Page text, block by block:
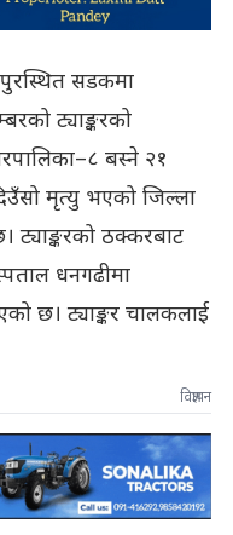
सडकमा
ट्याङ्करको
बस्ने २१
मृत्यु भएको जिल्ला
ट्याङ्करको ठक्करबाट
धनगढीमा
छ। ट्याङ्कर चालकलाई
विज्ञापन